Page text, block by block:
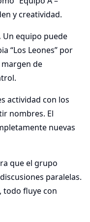
y creatividad.
Un equipo puede
“Los Leones” por
margen de
actividad con los
nombres. El
nuevas
que el grupo
paralelas.
todo fluye con